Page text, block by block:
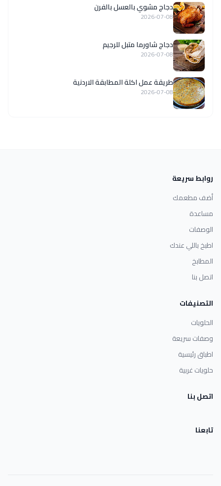
دجاج مشوي بالعسل بالفرن
2026-07-08
دجاج شاورما متبل للرجيم
2026-07-08
طريقة عمل اكلة المطابقة الاردنية
2026-07-08
روابط سريعة
أضف مطعمك
مساعدة
الوصفات
اطبخ باللي عندك
المطابخ
اتصل بنا
التصنيفات
الحلويات
وصفات سريعة
اطباق رئيسية
حلويات غربية
اتصل بنا
تابعنا